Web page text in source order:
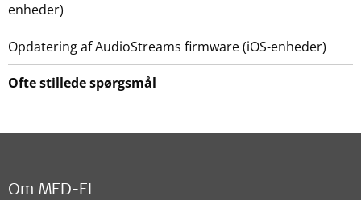
enheder)
Opdatering af AudioStreams firmware (iOS-enheder)
Ofte stillede spørgsmål
Om MED-EL